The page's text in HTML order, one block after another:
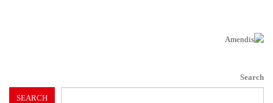
Search
SEARCH